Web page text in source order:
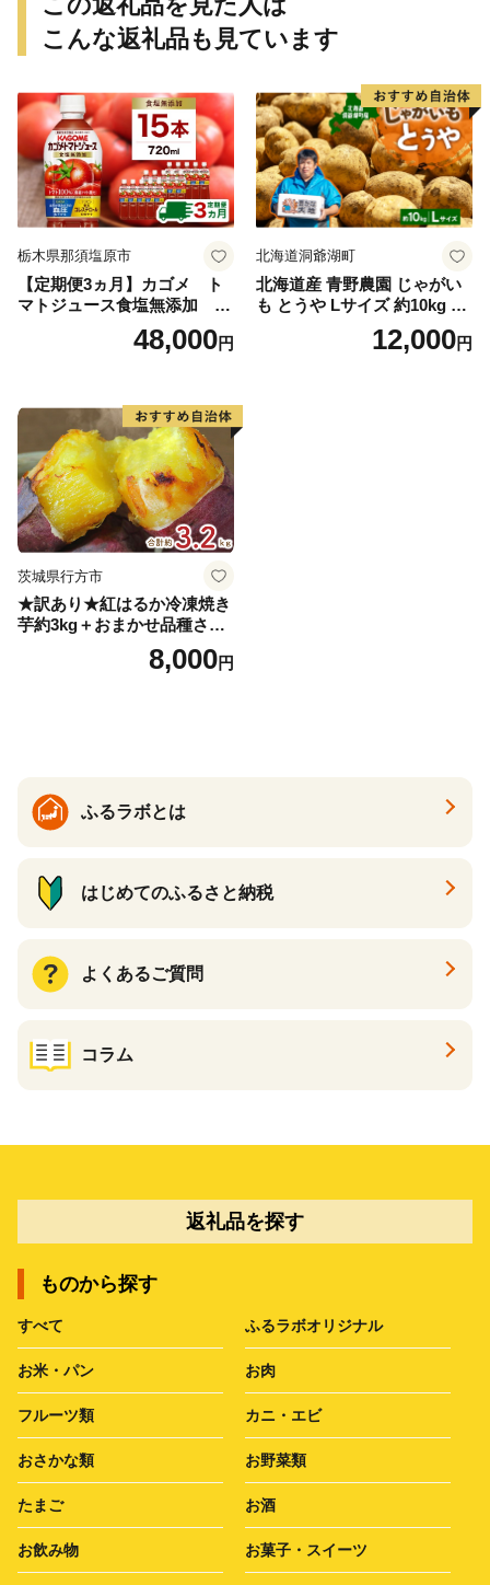
こんな返礼品も見ています
栃木県那須塩原市
【定期便3ヵ月】カゴメ ト
マトジュース食塩無添加 72
0ml PET×15本 1ケース 毎月
届く 3ヵ月 3回コース ns001-
48,000円
北海道洞爺湖町
北海道産 青野農園 じゃがい
も とうや Lサイズ 約10kg 20
26年10月初旬～12月下旬頃お
届け 先行予約 北海道 ジャガ
12,000円
茨城県行方市
★訳あり★紅はるか冷凍焼き
芋約3kg＋おまかせ品種さつ
まいも 合計約3.2kg｜さつ
まいも サツマイモ さつま芋
8,000円
ふるラボとは
はじめてのふるさと納税
よくあるご質問
コラム
返礼品を探す
ものから探す
すべて ふるラボオリジナル
お米・パン お肉
フルーツ類 カニ・エビ
おさかな類 お野菜類
たまご お酒
お飲み物 お菓子・スイーツ